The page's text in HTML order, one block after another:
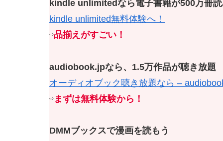
kindle unlimitedなら電子書籍が500万冊
kindle unlimited無料体験へ！
⇨品揃えがすごい！
audiobook.jpなら、1.5万作品が聴き放題
オーディオブック聴き放題なら –
⇨まずは無料体験から！
DMMブックスで漫画を読もう